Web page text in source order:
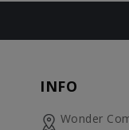
INFO
Wonder